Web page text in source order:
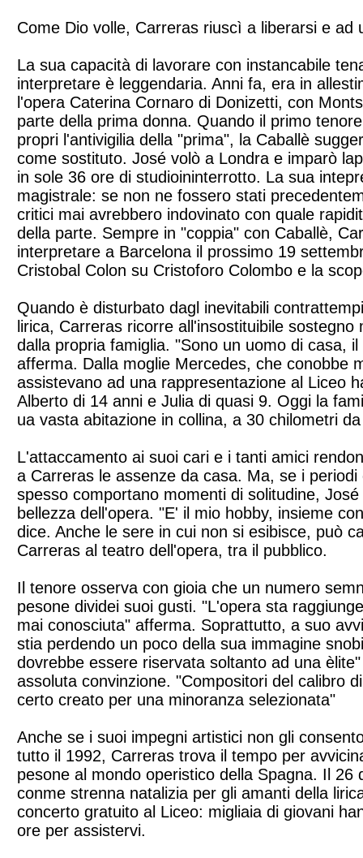
Come Dio volle, Carreras riuscì a liberarsi e ad
La sua capacità di lavorare con instancabile
interpretare è leggendaria. Anni fa, era in
l'opera Caterina Cornaro di Donizetti, con
parte della prima donna. Quando il primo
propri l'antivigilia della "prima", la Caballè
come sostituto. José volò a Londra e imparò
in sole 36 ore di studioininterrotto. La sua
magistrale: se non ne fossero stati
critici mai avrebbero indovinato con quale
della parte. Sempre in "coppia" con Caballè,
interpretare a Barcelona il prossimo 19
Cristobal Colon su Cristoforo Colombo e la
Quando è disturbato dagl inevitabili
lirica, Carreras ricorre all'insostituibile sostegno
dalla propria famiglia. "Sono un uomo di casa,
afferma. Dalla moglie Mercedes, che conobbe
assistevano ad una rappresentazione al Liceo
Alberto di 14 anni e Julia di quasi 9. Oggi la
ua vasta abitazione in collina, a 30 chilometri
L'attaccamento ai suoi cari e i tanti amici
a Carreras le assenze da casa. Ma, se i periodi
spesso comportano momenti di solitudine,
bellezza dell'opera. "E' il mio hobby, insieme
dice. Anche le sere in cui non si esibisce, può
Carreras al teatro dell'opera, tra il pubblico.
Il tenore osserva con gioia che un numero
pesone dividei suoi gusti. "L'opera sta
mai conosciuta" afferma. Soprattutto, a suo
stia perdendo un poco della sua immagine
dovrebbe essere riservata soltanto ad una
assoluta convinzione. "Compositori del calibro
certo creato per una minoranza selezionata"
Anche se i suoi impegni artistici non gli
tutto il 1992, Carreras trova il tempo per
pesone al mondo operistico della Spagna. Il 26
conme strenna natalizia per gli amanti della
concerto gratuito al Liceo: migliaia di giovani
ore per assistervi.